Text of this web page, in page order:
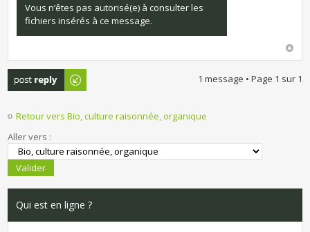
Vous n’êtes pas autorisé(e) à consulter les
fichiers insérés à ce message.
Publier une
réponse
1 message • Page 1 sur 1
Retour vers Bio, culture raisonnée, organique
Aller vers :
Qui est en ligne ?